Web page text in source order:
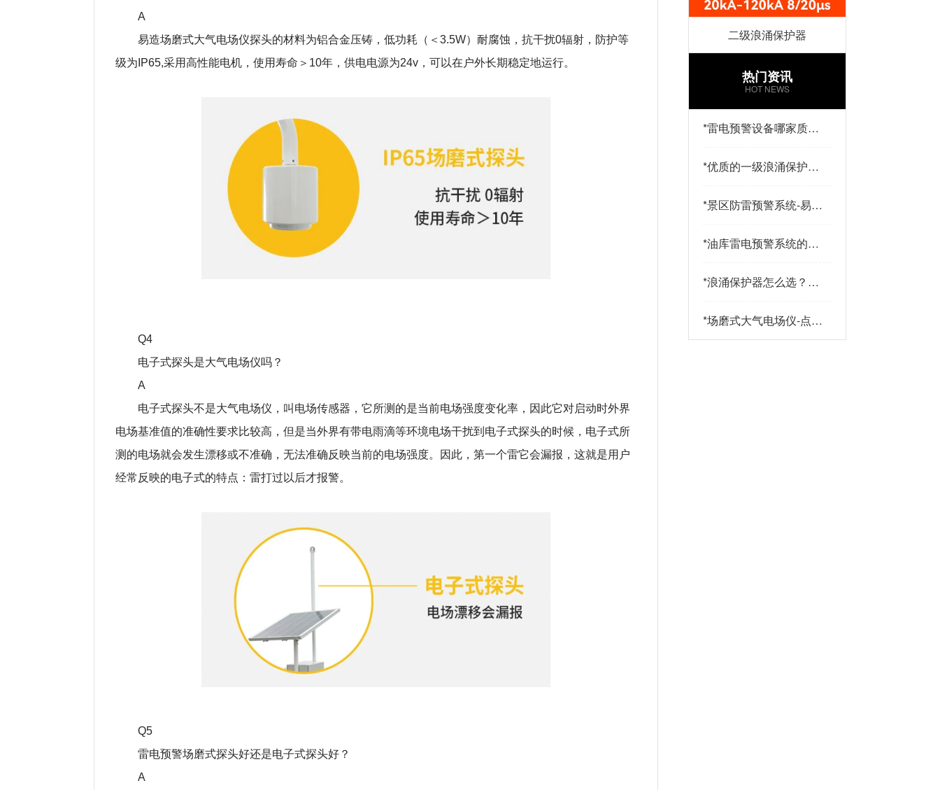
A
易造场磨式大气电场仪探头的材料为铝合金压铸，低功耗（＜3.5W）耐腐蚀，抗干扰0辐射，防护等
级为IP65,采用高性能电机，使用寿命＞10年，供电电源为24v，可以在户外长期稳定地运行。
Q4
电子式探头是大气电场仪吗？
A
电子式探头不是大气电场仪，叫电场传感器，它所测的是当前电场强度变化率，因此它对启动时外界
电场基准值的准确性要求比较高，但是当外界有带电雨滴等环境电场干扰到电子式探头的时候，电子式所
测的电场就会发生漂移或不准确，无法准确反映当前的电场强度。因此，第一个雷它会漏报，这就是用户
经常反映的电子式的特点：雷打过以后才报警。
Q5
雷电预警场磨式探头好还是电子式探头好？
A
二级浪涌保护器
热门资讯
HOT NEWS
*雷电预警设备哪家质量
*优质的一级浪涌保护器
防雷
*景区防雷预警系统-易造
*油库雷电预警系统的传
看-易造
*浪涌保护器怎么选？三
策略助您精准选型-易造
*场磨式大气电场仪-点击
了解更多-易造